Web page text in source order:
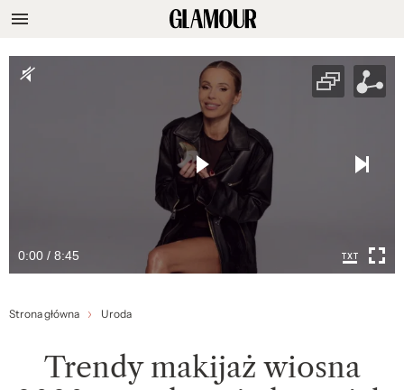
0:00 / 8:45
Strona główna Uroda
Trendy makijaż wiosna